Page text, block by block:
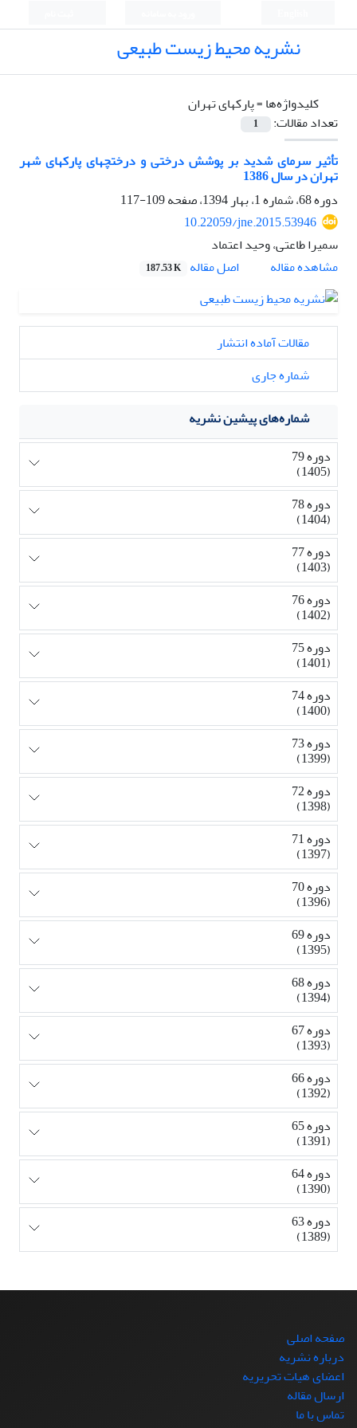
نشریه محیط زیست طبیعی
کلیدواژه‌ها =پارک‏های تهران
تعداد مقالات:
1
تأثیر سرمای شدید بر پوشش درختی و درختچه‏ای پارک‏های شهر
تهران در سال 1386
دوره 68، شماره 1، بهار 1394، صفحه
109-117
10.22059/jne.2015.53946
سمیرا طاعتی، وحید اعتماد
مشاهده مقاله
اصل مقاله 187.53 K
مقالات آماده انتشار
شماره جاری
شماره‌های پیشین نشریه
دوره 79
(1405)
دوره 78
(1404)
دوره 77
(1403)
دوره 76
(1402)
دوره 75
(1401)
دوره 74
(1400)
دوره 73
(1399)
دوره 72
(1398)
دوره 71
(1397)
دوره 70
(1396)
دوره 69
(1395)
دوره 68
(1394)
دوره 67
(1393)
دوره 66
(1392)
دوره 65
(1391)
دوره 64
(1390)
دوره 63
(1389)
صفحه اصلی
درباره نشریه
اعضای هیات تحریریه
ارسال مقاله
تماس با ما